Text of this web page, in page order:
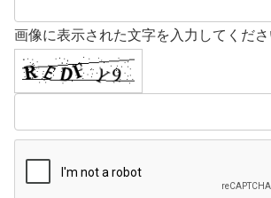
画像に表示された文字を入力してくだ